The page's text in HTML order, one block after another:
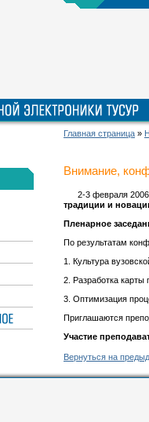
Главная страница »
Внимание,
2-3 февраля 2006
традиции и
Пленарное
По результатам
1. Культура
2. Разработка
3. Оптимизация
Приглашаются
Участие
Вернуться на